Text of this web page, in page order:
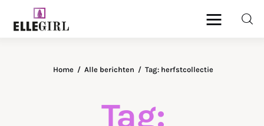
Tag:
Home Alle berichten Tag: herfstcollectie
Ellegirl